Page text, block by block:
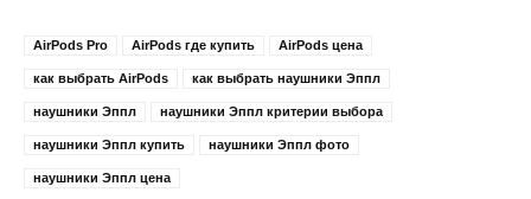
AirPods Pro AirPods где купить AirPods цена
как выбрать AirPods как выбрать наушники Эппл
наушники Эппл наушники Эппл критерии выбора
наушники Эппл купить наушники Эппл фото
наушники Эппл цена